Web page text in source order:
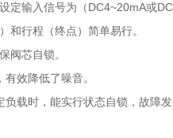
入信号为（DC4~20mA或
行程（终点）简单易行。
芯自锁。
降低了噪音。
时，能实行状态自锁，故障发